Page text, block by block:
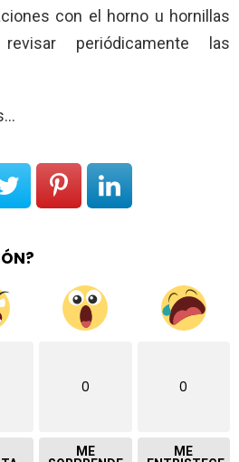
con el horno u hornillas
periódicamente las
0
ME
0
ME